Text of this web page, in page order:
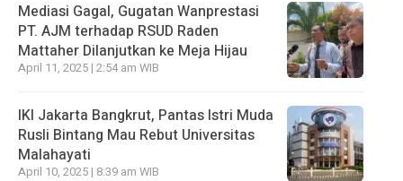
Mediasi Gagal, Gugatan Wanprestasi
PT. AJM terhadap RSUD Raden
Mattaher Dilanjutkan ke Meja Hijau
April 11, 2025 | 2:54 am WIB
IKI Jakarta Bangkrut, Pantas Istri Muda
Rusli Bintang Mau Rebut Universitas
Malahayati
April 10, 2025 | 8:39 am WIB